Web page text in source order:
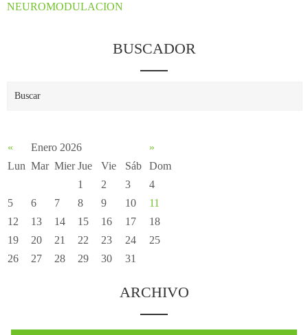
NEUROMODULACION
BUSCADOR
« Enero 2026
»
Lun Mar Mier Jue Vie Sáb
Dom
1
2 3
4
5
6 7 8 9 10
11
12
13 14 15 16 17
18
19
20 21 22 23 24
25
26
27 28 29 30 31
ARCHIVO